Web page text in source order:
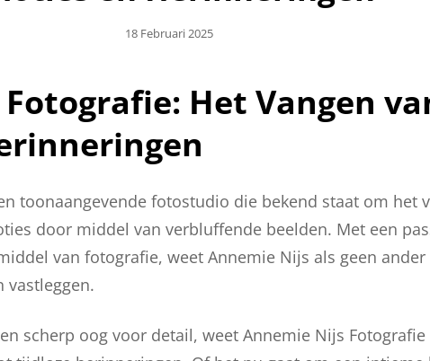
Geplaatst
18 Februari 2025
Het Vangen
toonaangevende fotostudio die bekend staat om het
door middel van verbluffende beelden. Met een
van fotografie, weet Annemie Nijs als geen ander
vastleggen.
scherp oog voor detail, weet Annemie Nijs Fotografie